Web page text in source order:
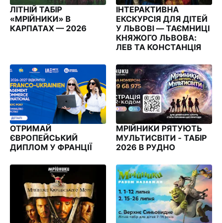
ЛІТНІЙ ТАБІР
«МРІЙНИКИ» В
КАРПАТАХ — 2026
ІНТЕРАКТИВНА
ЕКСКУРСІЯ ДЛЯ ДІТЕЙ
У ЛЬВОВІ — ТАЄМНИЦІ
КНЯЖОГО ЛЬВОВА:
ЛЕВ ТА КОНСТАНЦІЯ
ОТРИМАЙ
ЄВРОПЕЙСЬКИЙ
ДИПЛОМ У ФРАНЦІЇ
МРІЙНИКИ РЯТУЮТЬ
МУЛЬТИСВІТИ - ТАБІР
2026 В РУДНО